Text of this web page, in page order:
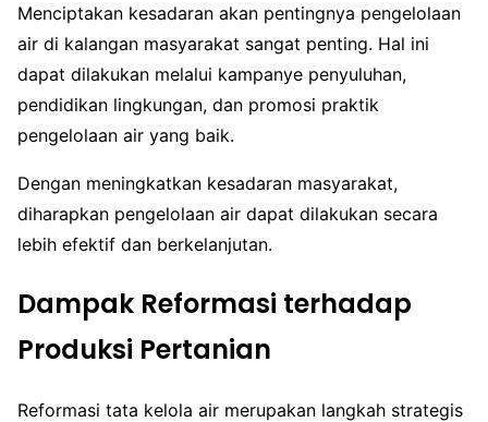
Menciptakan kesadaran akan pentingnya pengelolaan
air di kalangan masyarakat sangat penting. Hal ini
dapat dilakukan melalui kampanye penyuluhan,
pendidikan lingkungan, dan promosi praktik
pengelolaan air yang baik.
Dengan meningkatkan kesadaran masyarakat,
diharapkan pengelolaan air dapat dilakukan secara
lebih efektif dan berkelanjutan.
Dampak Reformasi terhadap
Produksi Pertanian
Reformasi tata kelola air merupakan langkah strategis